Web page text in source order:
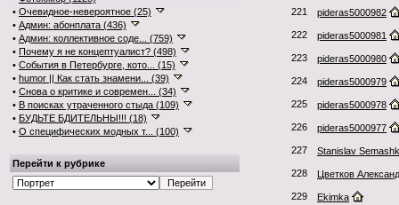
• Очевидное-невероятное (25)
• Админ: абонплата (436)
• Админ: коллективное соде... (759)
• Почему я не концептуалист? (498)
• События в Петербурге, кото... (15)
• humor || Как стать знамени... (39)
• Снова о критике и современ... (34)
• В поисках утраченного стыда (109)
• БУДЬТЕ БДИТЕЛЬНЫ!!! (18)
• О специфических модных т... (100)
Перейти к рубрике
221 pideras5000982
222 pideras5000981
223 pideras5000980
224 pideras5000979
225 pideras5000978
226 pideras5000977
227 Stanislav
228 Цветков
229 Ekimka